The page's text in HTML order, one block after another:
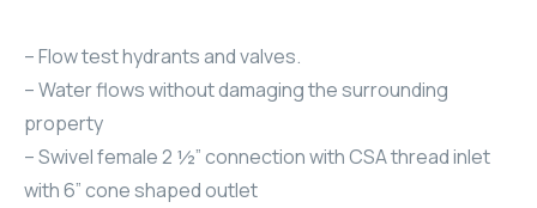
– Flow test hydrants and valves.
– Water flows without damaging the surrounding
property
– Swivel female 2 ½” connection with CSA thread inlet
with 6” cone shaped outlet